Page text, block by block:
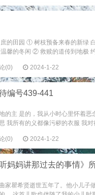
的田园 ① 树枝预备来春的新绿
馨的冬闲 ② 救赎的道传到地极
(0) 2024-1-22
编号439-441
的主 是的，我从小时心里怀着
我所有的义都像污秽的衣服 我
(0) 2024-1-22
妈妈讲那过去的事情》
家瞿希贤逝世五年了。他小儿